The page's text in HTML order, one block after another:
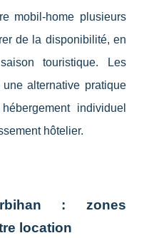
mobil-home plusieurs
de la disponibilité, en
touristique. Les
alternative pratique
individuel
hôtelier.
: zones
location